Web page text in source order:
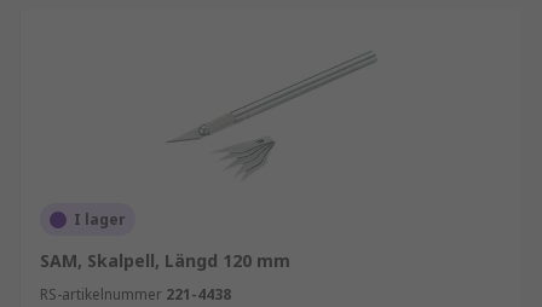
I lager
SAM, Skalpell, Längd 120 mm
RS-artikelnummer 221-4438